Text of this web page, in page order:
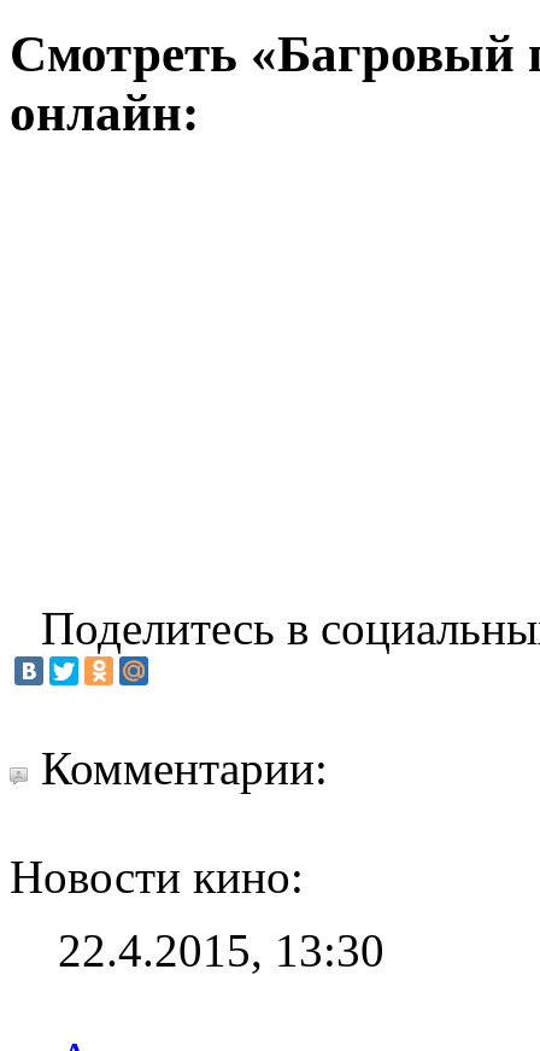
Смотреть «Багровый
онлайн:
Поделитесь в
Комментарии:
Новости кино:
22.4.2015, 13:30